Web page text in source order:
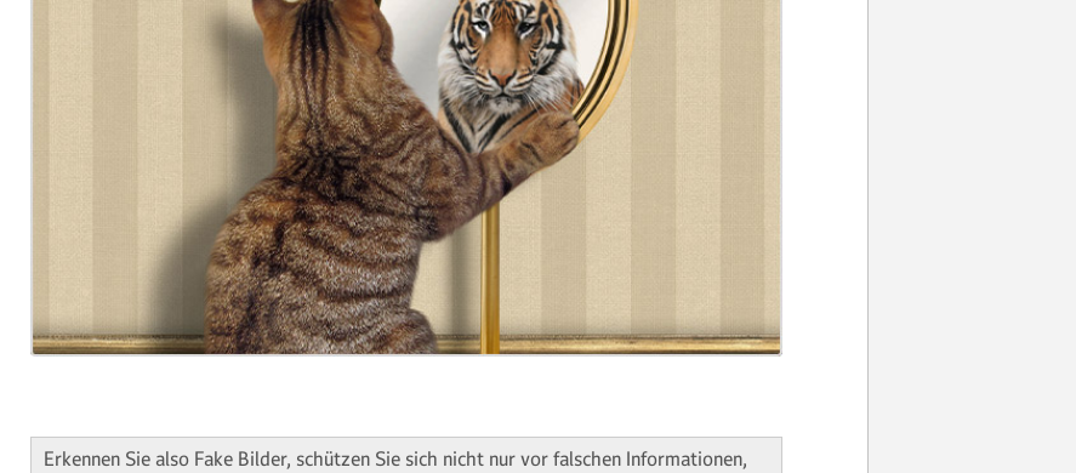
Erkennen Sie also Fake Bilder, schützen Sie sich nicht nur vor falschen Informationen,